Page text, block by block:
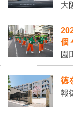
大
個
園
徳
報